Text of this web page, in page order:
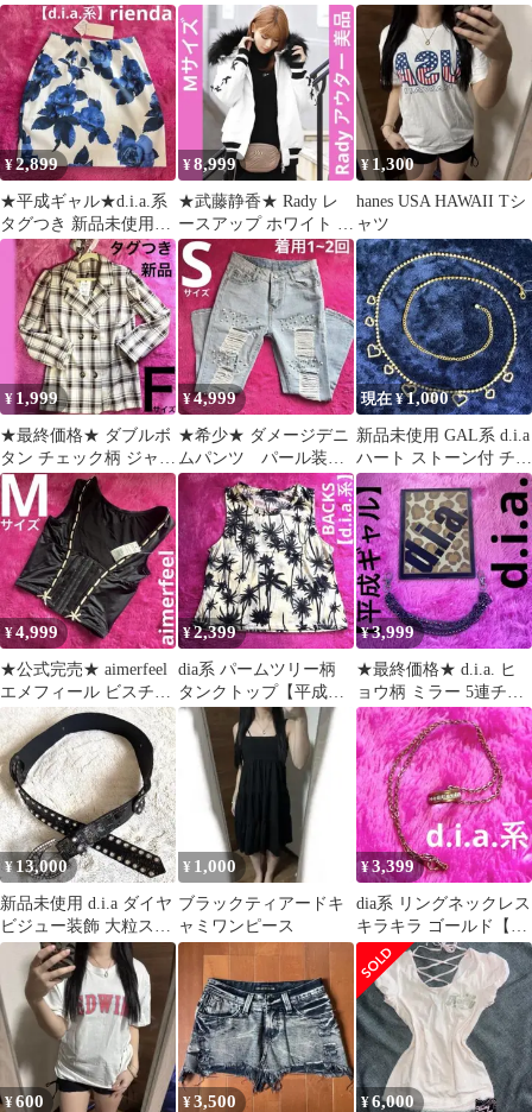
成レトロ】 にゃてんし
まさむにゃ
牛毛 レディースベルト
韓国系
付き チェーンベルト 金
¥2,899
★平成ギャル★d.i.a.系
タグつき 新品未使用
rienda 花柄スカート
¥8,999
★武藤静香★ Rady レ
ースアップ ホワイト 中
綿アウター Ꮇサイズ 美
品
¥ 1,300
hanes USA HAWAII Tシ
ャツ
¥ 1,999
★最終価格★ ダブルボ
タン チェック柄 ジャケ
ット ベージ フリーサイ
ズ 新品
¥4,999
★希少★ ダメージデニ
ムパンツ パール装飾
付き【平成ギャル】ア
イスブルー
現在 ¥1,000
新品未使用 GAL系 d.i.a
ハート ストーン付 チェ
ーンベルト韓国ゴール
ド
¥4,999
★公式完売★ aimerfeel
エメフィール ビスチェ
コルセット 黒 ピンク
¥2,399
dia系 パームツリー柄
タンクトップ【平成ギ
ャル】イエロー
¥3,999
★最終価格★ d.i.a. ヒ
ョウ柄 ミラー 5連チェ
ーン【平成ギャル】 鏡
¥13,000
新品未使用 d.i.a ダイヤ
ビジュー装飾 大粒スト
ーン付きベルト シルバ
ー黒
¥ 1,000
ブラックティアードキ
ャミワンピース
¥3,399
dia系 リングネックレス
キラキラ ゴールド【平
成ギャル】 金 ラインス
トーン
¥600 ¥3,500 ¥6,000